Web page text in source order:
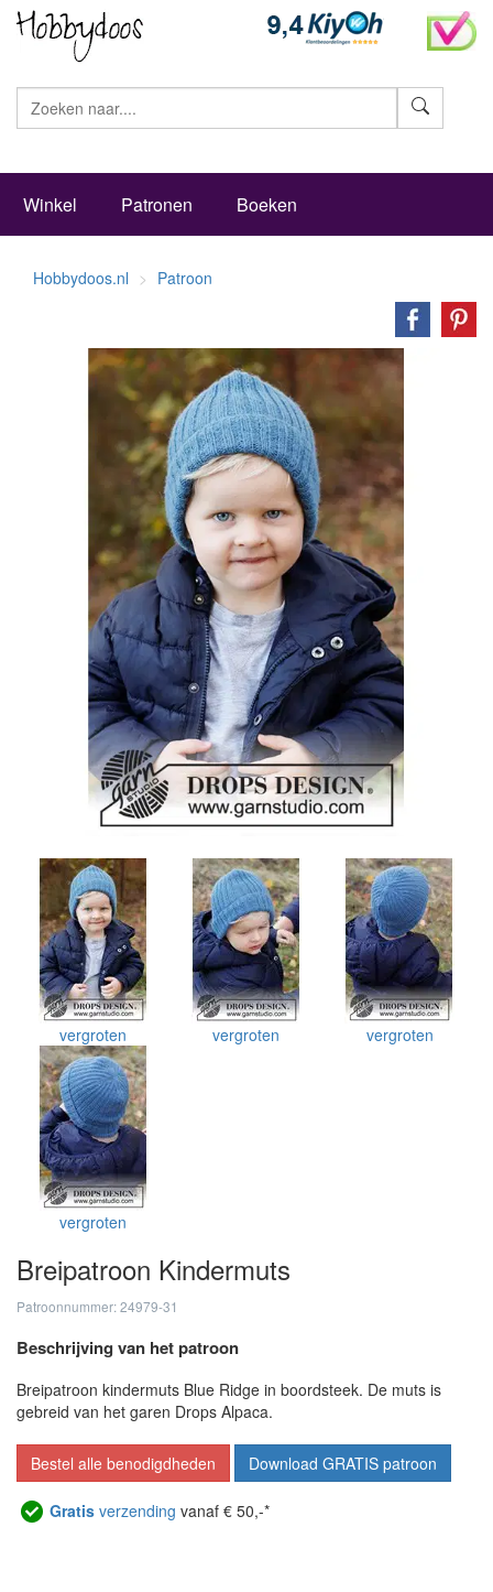
Winkel Patronen Boeken
Hobbydoos.nl Patroon
vergroten vergroten vergroten
vergroten
Breipatroon Kindermuts
Patroonnummer: 24979-31
Beschrijving van het patroon
Breipatroon kindermuts Blue Ridge in boordsteek. De muts is
gebreid van het garen Drops Alpaca.
Bestel alle benodigdheden Download GRATIS patroon
Gratis verzending vanaf € 50,-*